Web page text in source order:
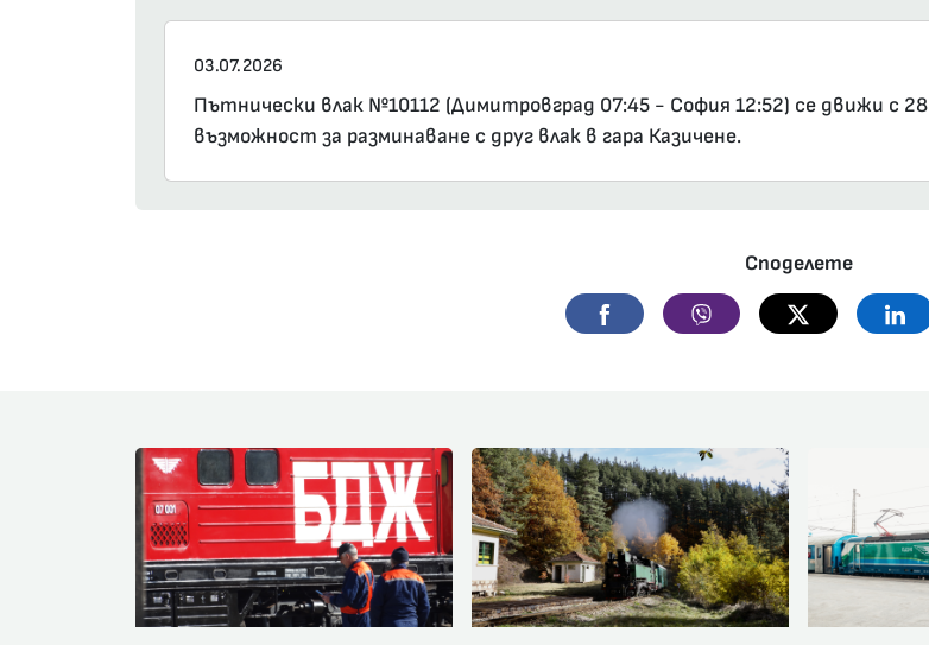
03.07.2026
Пътнически влак №10112 (Димитровград 07:45 - София 12:52) се движи с
възможност за разминаване с друг влак в гара Казичене.
Споделете
Facebook Viber Twitter